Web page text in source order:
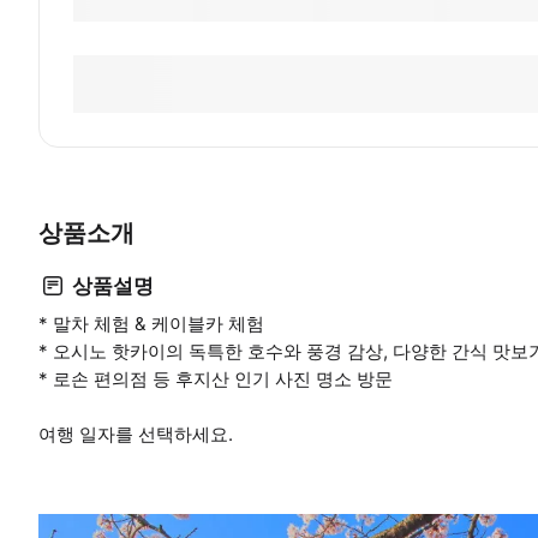
상품소개
상품설명
* 말차 체험 & 케이블카 체험
* 오시노 핫카이의 독특한 호수와 풍경 감상, 다양한 간식 맛보
* 로손 편의점 등 후지산 인기 사진 명소 방문
여행 일자를 선택하세요.